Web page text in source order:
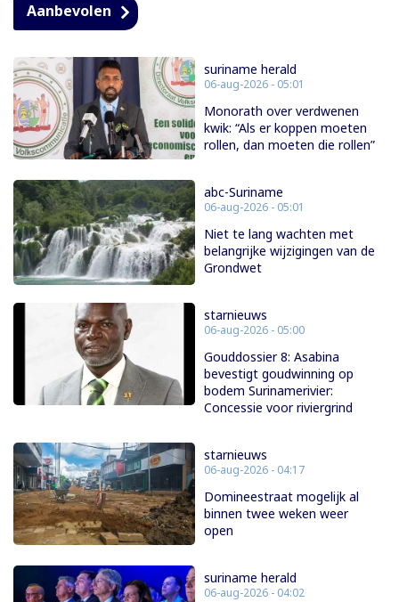
Aanbevolen
suriname herald
06-aug-2026 - 05:01
Monorath over verdwenen
kwik: “Als er koppen moeten
rollen, dan moeten die rollen”
abc-Suriname
06-aug-2026 - 05:01
Niet te lang wachten met
belangrijke wijzigingen van de
Grondwet
starnieuws
06-aug-2026 - 05:00
Gouddossier 8: Asabina
bevestigt goudwinning op
bodem Surinamerivier:
Concessie voor riviergrind
starnieuws
06-aug-2026 - 04:17
Domineestraat mogelijk al
binnen twee weken weer
open
suriname herald
06-aug-2026 - 04:02